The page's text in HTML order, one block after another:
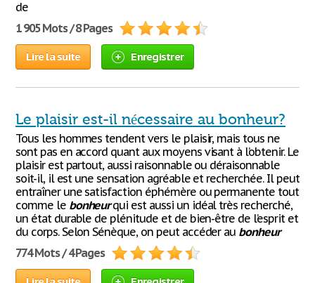
de
1 905 Mots / 8 Pages
Lire la suite Enregistrer
Le plaisir est-il nécessaire au bonheur?
Tous les hommes tendent vers le plaisir, mais tous ne
sont pas en accord quant aux moyens visant à l’obtenir. Le
plaisir est partout, aussi raisonnable ou déraisonnable
soit-il, il est une sensation agréable et recherchée. Il peut
entraîner une satisfaction éphémère ou permanente tout
comme le bonheurqui est aussi un idéal très recherché,
un état durable de plénitude et de bien-être de l’esprit et
du corps. Selon Sénèque, on peut accéder au bonheur
774 Mots / 4 Pages